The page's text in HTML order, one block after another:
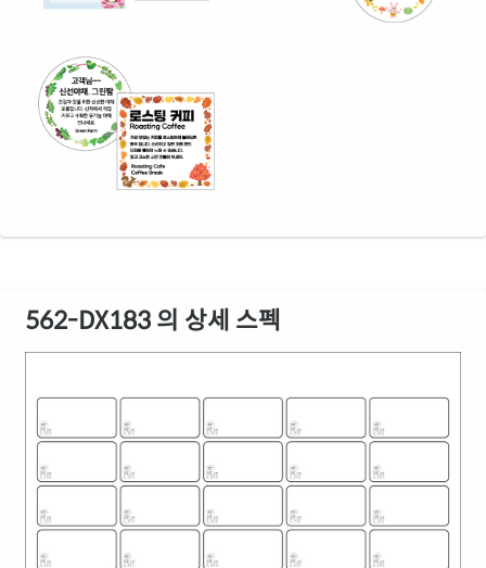
562-DX183 의 상세 스펙